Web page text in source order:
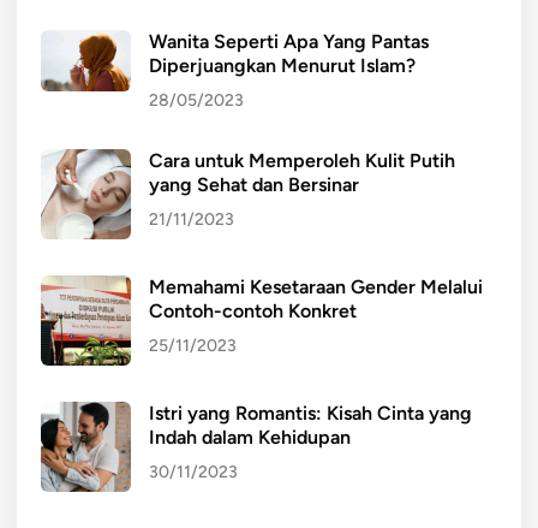
Wanita Seperti Apa Yang Pantas
Diperjuangkan Menurut Islam?
28/05/2023
Cara untuk Memperoleh Kulit Putih
yang Sehat dan Bersinar
21/11/2023
Memahami Kesetaraan Gender Melalui
Contoh-contoh Konkret
25/11/2023
Istri yang Romantis: Kisah Cinta yang
Indah dalam Kehidupan
30/11/2023